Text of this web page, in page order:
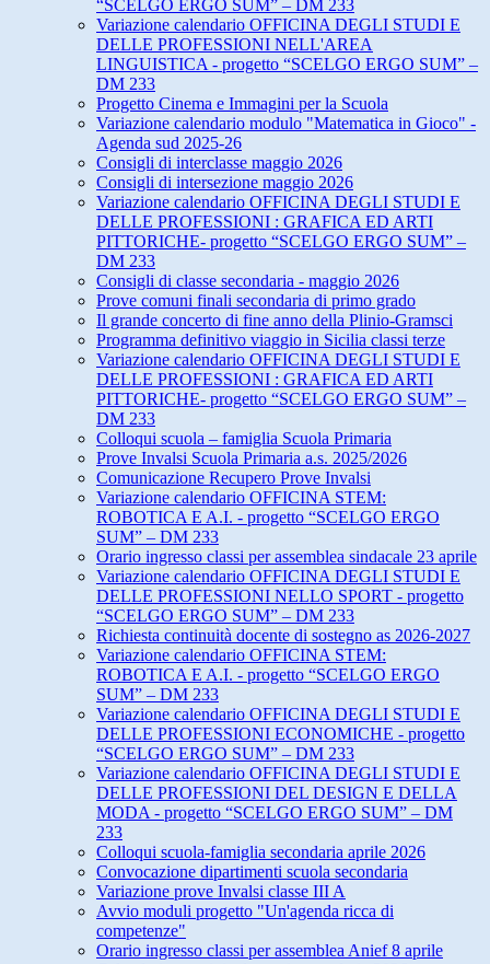
“SCELGO ERGO SUM” – DM 233
Variazione calendario OFFICINA DEGLI STUDI E
DELLE PROFESSIONI NELL'AREA
LINGUISTICA - progetto “SCELGO ERGO SUM” –
DM 233
Progetto Cinema e Immagini per la Scuola
Variazione calendario modulo "Matematica in Gioco" -
Agenda sud 2025-26
Consigli di interclasse maggio 2026
Consigli di intersezione maggio 2026
Variazione calendario OFFICINA DEGLI STUDI E
DELLE PROFESSIONI : GRAFICA ED ARTI
PITTORICHE- progetto “SCELGO ERGO SUM” –
DM 233
Consigli di classe secondaria - maggio 2026
Prove comuni finali secondaria di primo grado
Il grande concerto di fine anno della Plinio-Gramsci
Programma definitivo viaggio in Sicilia classi terze
Variazione calendario OFFICINA DEGLI STUDI E
DELLE PROFESSIONI : GRAFICA ED ARTI
PITTORICHE- progetto “SCELGO ERGO SUM” –
DM 233
Colloqui scuola – famiglia Scuola Primaria
Prove Invalsi Scuola Primaria a.s. 2025/2026
Comunicazione Recupero Prove Invalsi
Variazione calendario OFFICINA STEM:
ROBOTICA E A.I. - progetto “SCELGO ERGO
SUM” – DM 233
Orario ingresso classi per assemblea sindacale 23 aprile
Variazione calendario OFFICINA DEGLI STUDI E
DELLE PROFESSIONI NELLO SPORT - progetto
“SCELGO ERGO SUM” – DM 233
Richiesta continuità docente di sostegno as 2026-2027
Variazione calendario OFFICINA STEM:
ROBOTICA E A.I. - progetto “SCELGO ERGO
SUM” – DM 233
Variazione calendario OFFICINA DEGLI STUDI E
DELLE PROFESSIONI ECONOMICHE - progetto
“SCELGO ERGO SUM” – DM 233
Variazione calendario OFFICINA DEGLI STUDI E
DELLE PROFESSIONI DEL DESIGN E DELLA
MODA - progetto “SCELGO ERGO SUM” – DM
233
Colloqui scuola-famiglia secondaria aprile 2026
Convocazione dipartimenti scuola secondaria
Variazione prove Invalsi classe III A
Avvio moduli progetto "Un'agenda ricca di
competenze"
Orario ingresso classi per assemblea Anief 8 aprile